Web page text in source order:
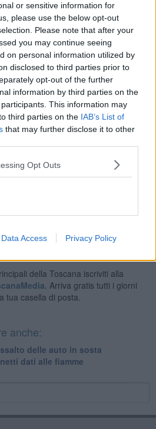
or sensitive information for
please use the below opt-out
Please note that after your
you may continue seeing
on personal information utilized by
disclosed to third parties prior to
opt-out of the further
information by third parties on the
participants. This information may
third parties on the IAB’s List of
that may further disclose it to other
Opt Outs
Data Access Privacy Policy
subito anche altri danni, ignoti
dentro. Tra le vetture
Bmw, Mercedes, Audi ma pure
anche nei giorni scorsi -ha
dicembre sono state
Cure,tra via Faentina,via del Ponte
sono stati segnalati
della Toscana iscriviti alla
Arriva gratis tutti i giorni
tua casella di posta.
anche:
delle auto in sosta
dati alle fiamme